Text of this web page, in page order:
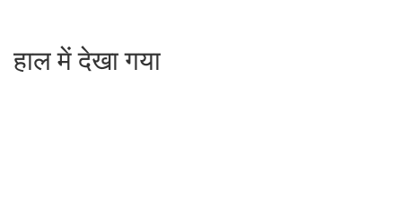
हाल में देखा गया